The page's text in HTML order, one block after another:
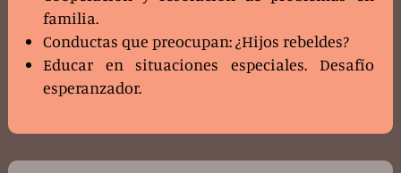
familia.
Conductas que preocupan: ¿Hijos rebeldes?
Educar en situaciones especiales. Desafío
esperanzador.